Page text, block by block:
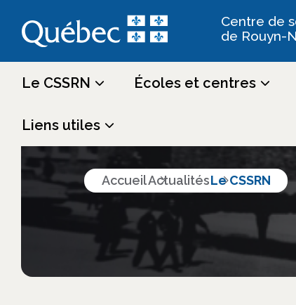
Centre de
de Rouyn-
Le CSSRN Écoles et centres
Liens utiles
AccueilActualitésLe CSSRN